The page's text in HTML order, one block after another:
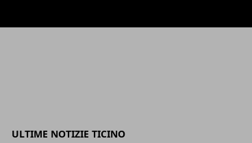
ULTIME NOTIZIE TICINO